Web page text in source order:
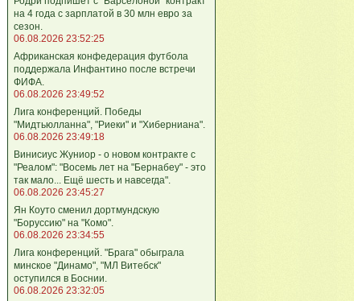
на 4 года с зарплатой в 30 млн евро за
сезон.
06.08.2026 23:52:25
Африканская конфедерация футбола
поддержала Инфантино после встречи
ФИФА.
06.08.2026 23:49:52
Лига кoнференций. Победы
"Мидтьюлланна", "Риеки" и "Хиберниана".
06.08.2026 23:49:18
Винисиус Жуниор - о новом контракте с
"Реалом": "Восемь лет на "Бернабеу" - это
так мало... Ещё шесть и навсегда".
06.08.2026 23:45:27
Ян Коуто сменил дортмундскую
"Боруссию" на "Комо".
06.08.2026 23:34:55
Лига кoнференций. "Брага" обыграла
минское "Динамо", "МЛ Витебск"
оступился в Боснии.
06.08.2026 23:32:05